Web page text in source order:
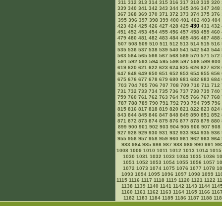
311 312 313 314 315 316 317 318 319 320
339 340 341 342 343 344 345 346 347 348
367 368 369 370 371 372 373 374 375 376
395 396 397 398 399 400 401 402 403 404
423 424 425 426 427 428 429 430431 432
451 452 453 454 455 456 457 458 459 460
479 480 481 482 483 484 485 486 487 488
507 508 509 510 511 512 513 514 515 516
535 536 537 538 539 540 541 542 543 544
563 564 565 566 567 568 569 570 571 572
591 592 593 594 595 596 597 598 599 600
619 620 621 622 623 624 625 626 627 628
647 648 649 650 651 652 653 654 655 656
675 676 677 678 679 680 681 682 683 684
703 704 705 706 707 708 709 710 711 712
731 732 733 734 735 736 737 738 739 740
759 760 761 762 763 764 765 766 767 768
787 788 789 790 791 792 793 794 795 796
815 816 817 818 819 820 821 822 823 824
843 844 845 846 847 848 849 850 851 852
871 872 873 874 875 876 877 878 879 880
899 900 901 902 903 904 905 906 907 908
927 928 929 930 931 932 933 934 935 936
955 956 957 958 959 960 961 962 963 964
983 984 985 986 987 988 989 990 991
1008 1009 1010 1011 1012 1013 1014 1015
1030 1031 1032 1033 1034 1035 1036
1051 1052 1053 1054 1055 1056 1057
1072 1073 1074 1075 1076 1077 1078
1093 1094 1095 1096 1097 1098 1099
1115 1116 1117 1118 1119 1120 1121 1122
1138 1139 1140 1141 1142 1143 1144
1160 1161 1162 1163 1164 1165 1166
1182 1183 1184 1185 1186 1187 1188